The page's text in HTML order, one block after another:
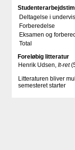
Deltagelse i
Forberedelse
Eksamen og
Total
Foreløbig litteratur
Henrik Udsen, It-ret
Litteraturen bliver
semesteret starter